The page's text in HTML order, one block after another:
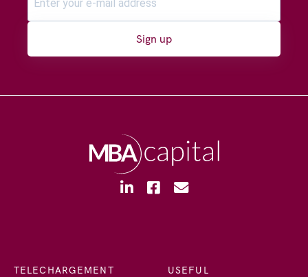
Sign up
TELECHARGEMENT USEFUL